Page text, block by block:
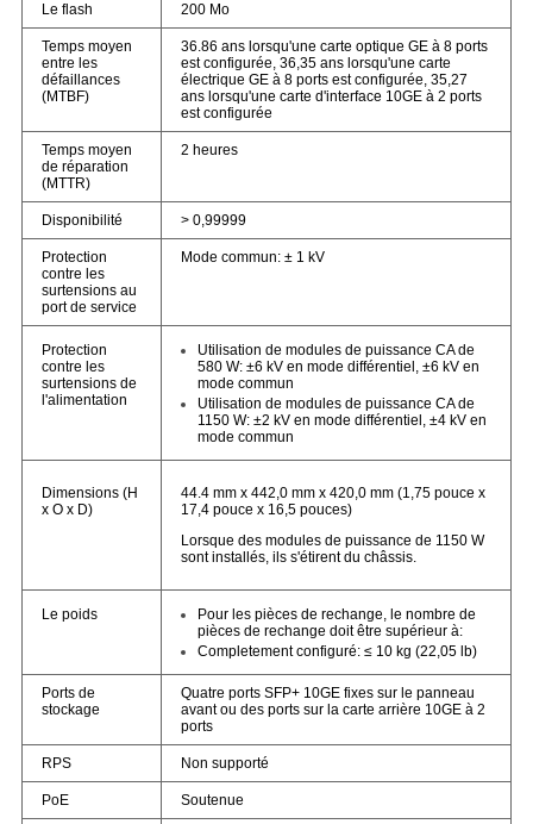
Le flash 200 Mo
Temps moyen
entre les
défaillances
(MTBF)
36.86 ans lorsqu'une carte optique GE à 8 ports
est configurée, 36,35 ans lorsqu'une carte
électrique GE à 8 ports est configurée, 35,27
ans lorsqu'une carte d'interface 10GE à 2 ports
est configurée
Temps moyen
de réparation
(MTTR)
2 heures
Disponibilité > 0,99999
Protection
contre les
surtensions au
port de service
Mode commun: ± 1 kV
Protection
contre les
surtensions de
l'alimentation
Utilisation de modules de puissance CA de
580 W: ±6 kV en mode différentiel, ±6 kV en
mode commun
Utilisation de modules de puissance CA de
1150 W: ±2 kV en mode différentiel, ±4 kV en
mode commun
Dimensions (H
x O x D)
44.4 mm x 442,0 mm x 420,0 mm (1,75 pouce x
17,4 pouce x 16,5 pouces)
Lorsque des modules de puissance de 1150 W
sont installés, ils s'étirent du châssis.
Le poids
Pour les pièces de rechange, le nombre de
pièces de rechange doit être supérieur à:
Completement configuré: ≤ 10 kg (22,05 lb)
Ports de
stockage
Quatre ports SFP+ 10GE fixes sur le panneau
avant ou des ports sur la carte arrière 10GE à 2
ports
RPS Non supporté
PoE Soutenue